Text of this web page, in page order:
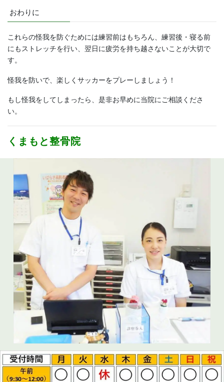
おわりに
これらの怪我を防ぐためには練習前はもちろん、練習後・寝る前
にもストレッチを行い、翌日に疲労を持ち越さないことが大切で
す。
怪我を防いで、楽しくサッカーをプレーしましょう！
もし怪我をしてしまったら、是非お早めに当院にご相談くださ
い。
くまもと整骨院